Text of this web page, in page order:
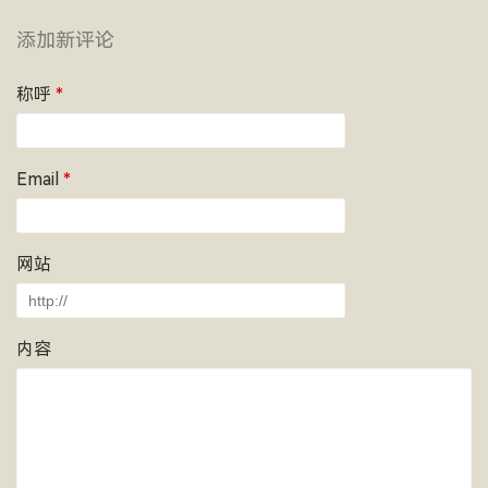
添加新评论
称呼 *
Email *
网站
内容